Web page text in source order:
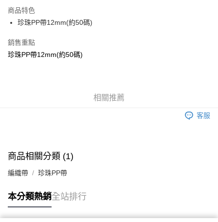
悠遊付
運送方式
全家取貨付款
付款後7-11取貨
每筆NT$130，滿NT$2,000(含以上)免運費
付款後門市自取
商品特色
珍珠PP帶12mm(約50碼)
銷售重點
珍珠PP帶12mm(約50碼)
相關推薦
客服
商品相關分類 (1)
編織帶 珍珠PP帶
本分類熱銷全站排行